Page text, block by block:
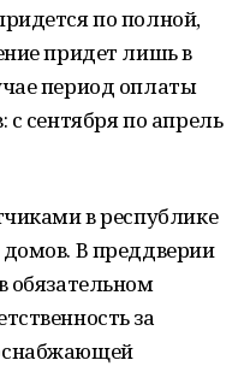
по полной,
придет лишь в
период оплаты
с сентября по апрель
в республике
В преддверии
обязательном
за